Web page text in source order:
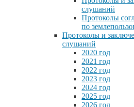
слушаний
Протоколы
по
Протоколы и
слушаний
2020 год
2021 год
2022 год
2023 год
2024 год
2025 год
2026 год